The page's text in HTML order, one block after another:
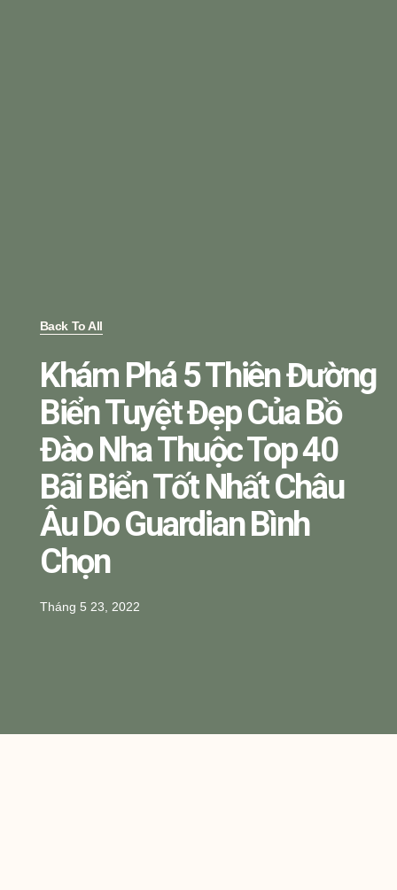
Back To All
Khám Phá 5 Thiên Đường
Biển Tuyệt Đẹp Của Bồ
Đào Nha Thuộc Top 40
Bãi Biển Tốt Nhất Châu
Âu Do Guardian Bình
Chọn
Tháng 5 23, 2022